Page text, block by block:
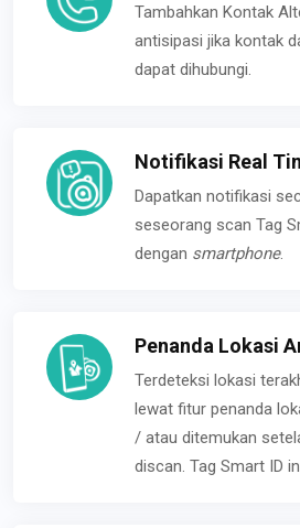
Tambahkan Kontak
antisipasi jika kontak
dapat dihubungi.
Notifikasi Real
Dapatkan notifikasi
seseorang scan Tag
dengan smartphone.
Penanda Lokasi
Terdeteksi lokasi
lewat fitur penanda
/ atau ditemukan
discan. Tag Smart ID